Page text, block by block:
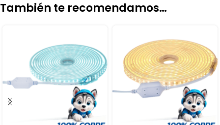
También te recomendamos…